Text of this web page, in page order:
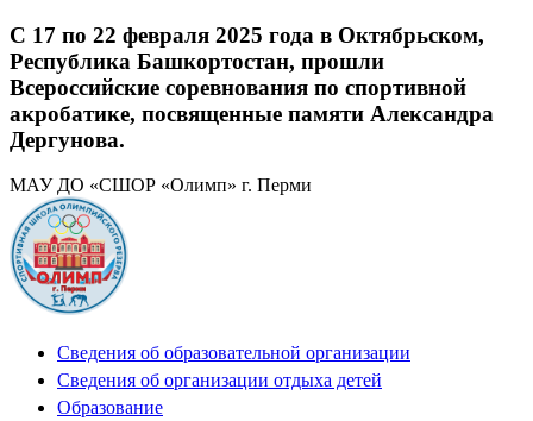
С 17 по 22 февраля 2025 года в Октябрьском,
Республика Башкортостан, прошли
Всероссийские соревнования по спортивной
акробатике, посвященные памяти Александра
Дергунова.
МАУ ДО «СШОР «Олимп» г. Перми
Сведения об образовательной организации
Сведения об организации отдыха детей
Образование